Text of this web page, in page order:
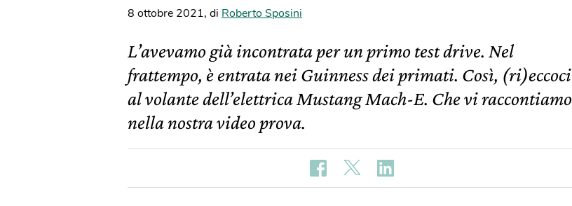
8 ottobre 2021, di Roberto Sposini
L’avevamo già incontrata per un primo test drive. Nel
frattempo, è entrata nei Guinness dei primati. Così, (ri)eccoci
al volante dell’elettrica Mustang Mach-E. Che vi raccontiamo
nella nostra video prova.